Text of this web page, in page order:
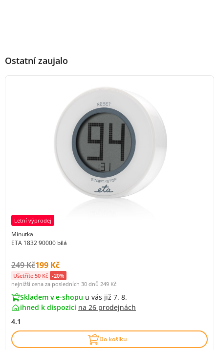
Ostatní zaujalo
Letní výprodej
Minutka
ETA 1832 90000 bílá
Původní cena s DPH:
249 KčCena s DPH:
199 Kč
Ušetříte 50 Kč -20%
nejnižší cena za posledních 30 dnů 249 Kč
Skladem v e-shopu u vás již 7. 8.
ihned k dispozici na 26 prodejnách
4.1
Do košíku